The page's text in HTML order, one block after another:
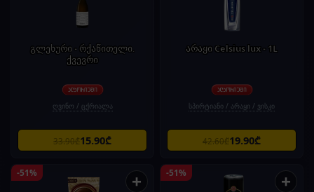
გლეხური - რქაწითელი.
ქვევრი
ღვინო / ცქრიალა
33.90₾15.90₾
არაყი Celsius lux - 1L
სპირტიანი / არაყი / ვისკი
42.60₾19.90₾
-51% + -51% +